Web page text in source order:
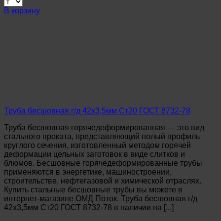
Труба
бесшовная
В корзину
Труба бесшовная г/д 42х3,5мм Ст20 ГОСТ 8732-78
Труба бесшовная горячедеформированная — это вид
стального проката, представляющий полый профиль
круглого сечения, изготовленный методом горячей
деформации цельных заготовок в виде слитков и
блюмов. Бесшовные горячедеформированные трубы
применяются в энергетике, машиностроении,
строительстве, нефтегазовой и химической отраслях.
Купить стальные бесшовные трубы вы можете в
интернет-магазине ОМД Поток. Труба бесшовная г/д
42х3,5мм Ст20 ГОСТ 8732-78 в наличии на [...]